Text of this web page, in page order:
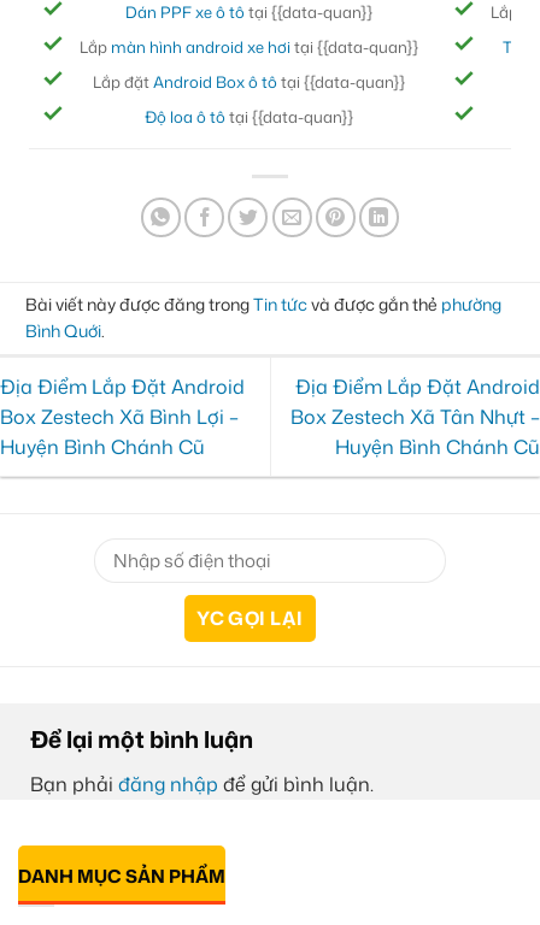
Dán PPF xe ô tôtại {{data-quan}}
Lắp màn hình android xe hơi tại {{data-quan}}
Lắp đặtAndroid Box ô tôtại {{data-quan}}
Độ loa ô tôtại {{data-quan}}
Lắp
Bài viết này được đăng trongTin tứcvà được gắn thẻ phường
Bình Quới.
Địa Điểm Lắp Đặt Android
Box Zestech Xã Bình Lợi –
Huyện Bình Chánh Cũ
Địa Điểm Lắp Đặt Android
Box Zestech Xã Tân Nhựt –
Huyện Bình Chánh Cũ
Để lại một bình luận
Bạn phải đăng nhập để gửi bình luận.
DANH MỤC SẢN PHẨM